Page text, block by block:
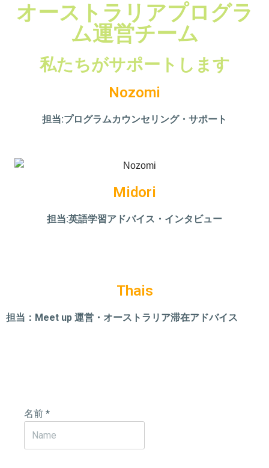
オーストラリアプログラ
ム運営チーム
私たちがサポートします
Nozomi
担当:プログラムカウンセリング・サポート
Midori
担当:英語学習アドバイス・インタビュー
Thais
担当：Meet up 運営・オーストラリア滞在アドバイス
名前 *